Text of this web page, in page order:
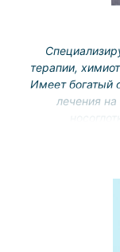
терапии,
Имеет богатый
лечения